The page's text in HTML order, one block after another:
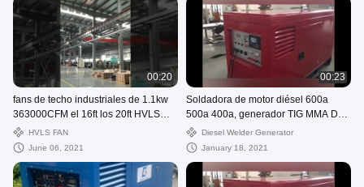
00:20
fans de techo industriales de 1.1kw
363000CFM el 16ft los 20ft HVLS
para Warehouse
HVLS FAN
June 06, 2021
00:23
Soldadora de motor diésel 600a
500a 400a, generador TIG MMA DC,
soldadora
Diesel Welder Generator
January 18, 2021